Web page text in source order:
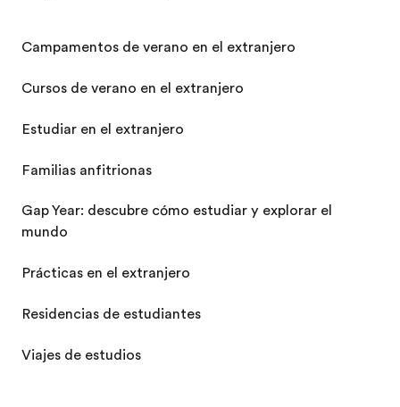
Campamentos de verano en el extranjero
Cursos de verano en el extranjero
Estudiar en el extranjero
Familias anfitrionas
Gap Year: descubre cómo estudiar y explorar el
mundo
Prácticas en el extranjero
Residencias de estudiantes
Viajes de estudios